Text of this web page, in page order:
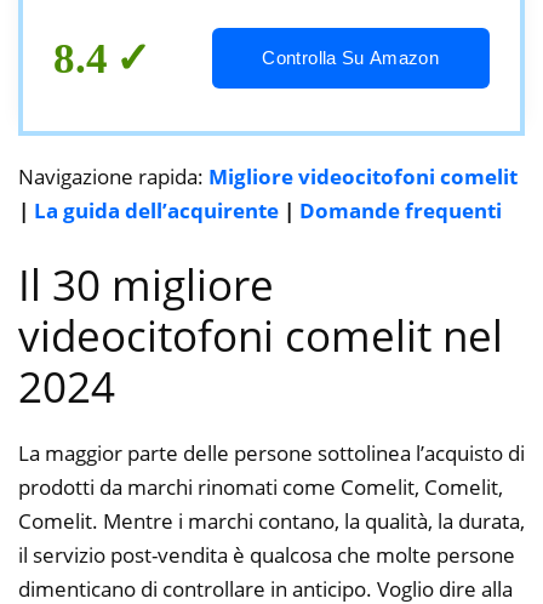
8.4 Controlla Su Amazon
Navigazione rapida: Migliore videocitofoni comelit
| La guida dell’acquirente | Domande frequenti
Il 30 migliore
videocitofoni comelit nel
2024
La maggior parte delle persone sottolinea l’acquisto di
prodotti da marchi rinomati come Comelit, Comelit,
Comelit. Mentre i marchi contano, la qualità, la durata,
il servizio post-vendita è qualcosa che molte persone
dimenticano di controllare in anticipo. Voglio dire alla